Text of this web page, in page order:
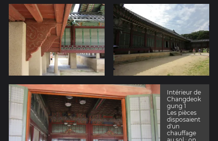
Intérieur de
Changdeok
gung 1
Les pièces
disposaient
d'un
chauffage